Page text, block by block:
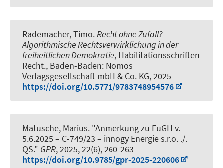
Rademacher, Timo.Recht ohne Zufall?
Algorithmische Rechtsverwirklichung in der
freiheitlichen Demokratie, Habilitationsschriften
Recht., Baden-Baden: Nomos
Verlagsgesellschaft mbH & Co. KG, 2025
https://doi.org/10.5771/9783748954576
Matusche, Marius. "Anmerkung zu EuGH v.
5.6.2025 – C-749/23 – innogy Energie s.r.o. ./.
QS." GPR, 2025, 22(6), 260-263
https://doi.org/10.9785/gpr-2025-220606